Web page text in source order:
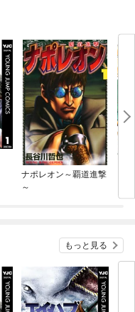
ナポレオン～覇道進撃
～
もっと見る